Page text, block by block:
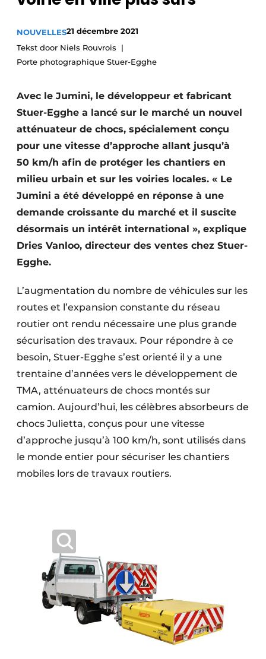
Video’s
Construction bois
Contrôle d’accès
Éclairage
Fondations
Façades
Géotextiles
Infrastructures souterraines et égouttage
Rénovation
Sécurité incendie
Software
Techniques ferroviaires
Travaux ferroviaires
NOUVELLES21 décembre 2021
Tekst door Niels Rouvrois
Porte photographique Stuer-Egghe
Avec le Jumini, le développeur et fabricant
Stuer-Egghe a lancé sur le marché un nouvel
atténuateur de chocs, spécialement conçu
pour une vitesse d’approche allant jusqu’à
50 km/h afin de protéger les chantiers en
milieu urbain et sur les voiries locales. « Le
Jumini a été développé en réponse à une
demande croissante du marché et il suscite
désormais un intérêt international », explique
Dries Vanloo, directeur des ventes chez Stuer-
Egghe.
L’augmentation du nombre de véhicules sur les
routes et l’expansion constante du réseau
routier ont rendu nécessaire une plus grande
sécurisation des travaux. Pour répondre à ce
besoin, Stuer-Egghe s’est orienté il y a une
trentaine d’années vers le développement de
TMA, atténuateurs de chocs montés sur
camion. Aujourd’hui, les célèbres absorbeurs de
chocs Julietta, conçus pour une vitesse
d’approche jusqu’à 100 km/h, sont utilisés dans
le monde entier pour sécuriser les chantiers
mobiles lors de travaux routiers.